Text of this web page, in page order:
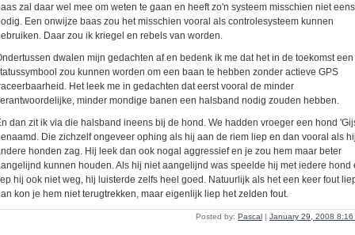
zal daar wel mee om weten te gaan en heeft zo'n systeem misschien niet eens
Een onwijze baas zou het misschien vooral als controlesysteem kunnen
Daar zou ik kriegel en rebels van worden.
dwalen mijn gedachten af en bedenk ik me dat het in de toekomst een
zou kunnen worden om een baan te hebben zonder actieve GPS
Het leek me in gedachten dat eerst vooral de minder
minder mondige banen een halsband nodig zouden hebben.
dan zit ik via die halsband ineens bij de hond. We hadden vroeger een hond
Die zichzelf ongeveer ophing als hij aan de riem liep en dan vooral als hij
honden zag. Hij leek dan ook nogal aggressief en je zou hem maar beter
kunnen houden. Als hij niet aangelijnd was speelde hij met iedere hond
hij ook niet weg, hij luisterde zelfs heel goed. Natuurlijk als het een keer fout
kon je hem niet terugtrekken, maar eigenlijk liep het zelden fout.
Posted by: Pascal | January 29, 2008 8:16